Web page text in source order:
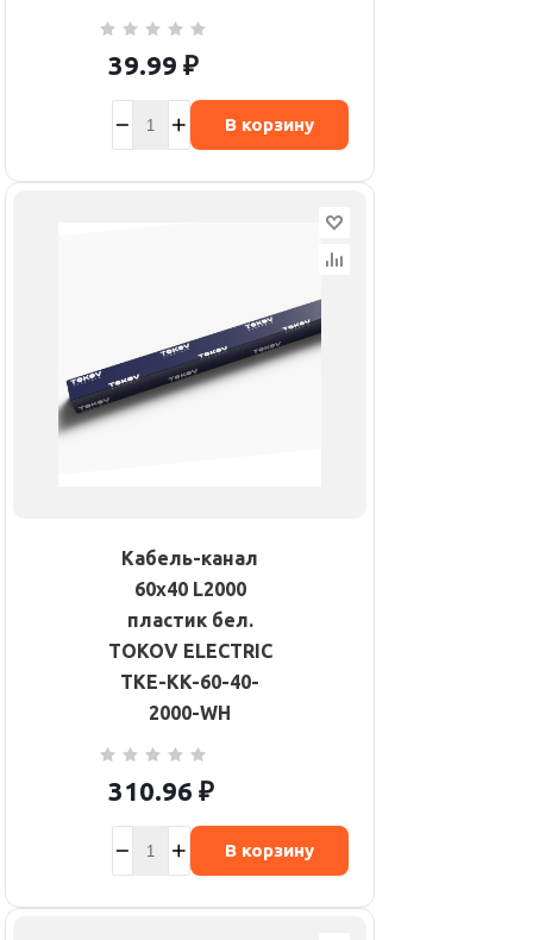
39.99 ₽
В корзину
Кабель-канал
60х40 L2000
пластик бел.
TOKOV ELECTRIC
TKE-KK-60-40-
2000-WH
310.96 ₽
В корзину